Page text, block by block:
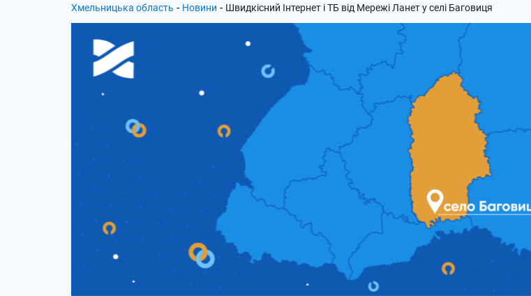
Хмельницька область - Новини - Швидкісний Інтернет і ТБ від Мережі Ланет у селі Баговиця